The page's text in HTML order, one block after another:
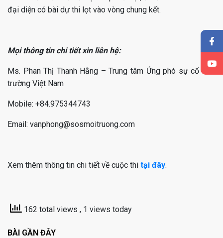
đại diện có bài dự thi lọt vào vòng chung kết.
Mọi thông tin chi tiết xin liên hệ:
Ms. Phan Thị Thanh Hằng – Trung tâm Ứng phó sự cố Môi
trường Việt Nam
Mobile: +84.975344743
Email: vanphong@sosmoitruong.com
Xem thêm thông tin chi tiết về cuộc thi tại đây.
162 total views , 1 views today
BÀI GẦN ĐÂY